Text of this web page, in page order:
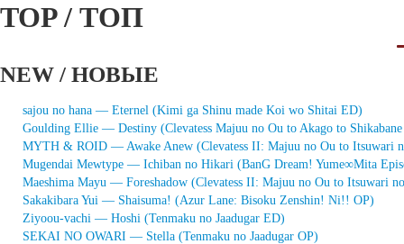
TOP / ТОП
NEW / НОВЫЕ
sajou no hana — Eternel (Kimi ga Shinu made Koi wo Shitai ED)
Goulding Ellie — Destiny (Clevatess Majuu no Ou to Akago to Shikabane
MYTH & ROID — Awake Anew (Clevatess II: Majuu no Ou to Itsuwari
Mugendai Mewtype — Ichiban no Hikari (BanG Dream! Yume∞Mita
Maeshima Mayu — Foreshadow (Clevatess II: Majuu no Ou to Itsuwari no
Sakakibara Yui — Shaisuma! (Azur Lane: Bisoku Zenshin! Ni!! OP)
Ziyoou-vachi — Hoshi (Tenmaku no Jaadugar ED)
SEKAI NO OWARI — Stella (Tenmaku no Jaadugar OP)